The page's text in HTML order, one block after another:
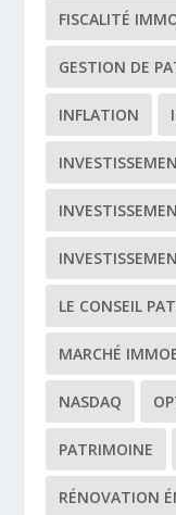
FISCALITÉ
GESTION DE
INFLATION
LE CONSEIL
MARCHÉ
NASDAQ
PATRIMOINE
RÉNOVATION